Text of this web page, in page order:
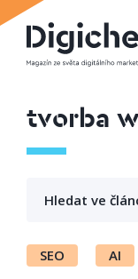
tvorba
SEO AI